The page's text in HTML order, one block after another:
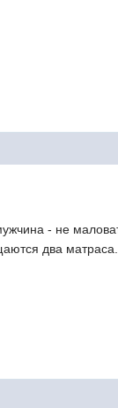
- не
два матраса.